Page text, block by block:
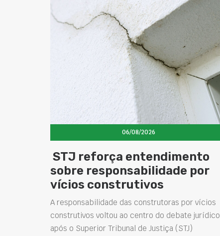
06/08/2026
STJ reforça entendimento
sobre responsabilidade por
vícios construtivos
A responsabilidade das construtoras por vícios
construtivos voltou ao centro do debate jurídico
após o Superior Tribunal de Justiça (STJ)